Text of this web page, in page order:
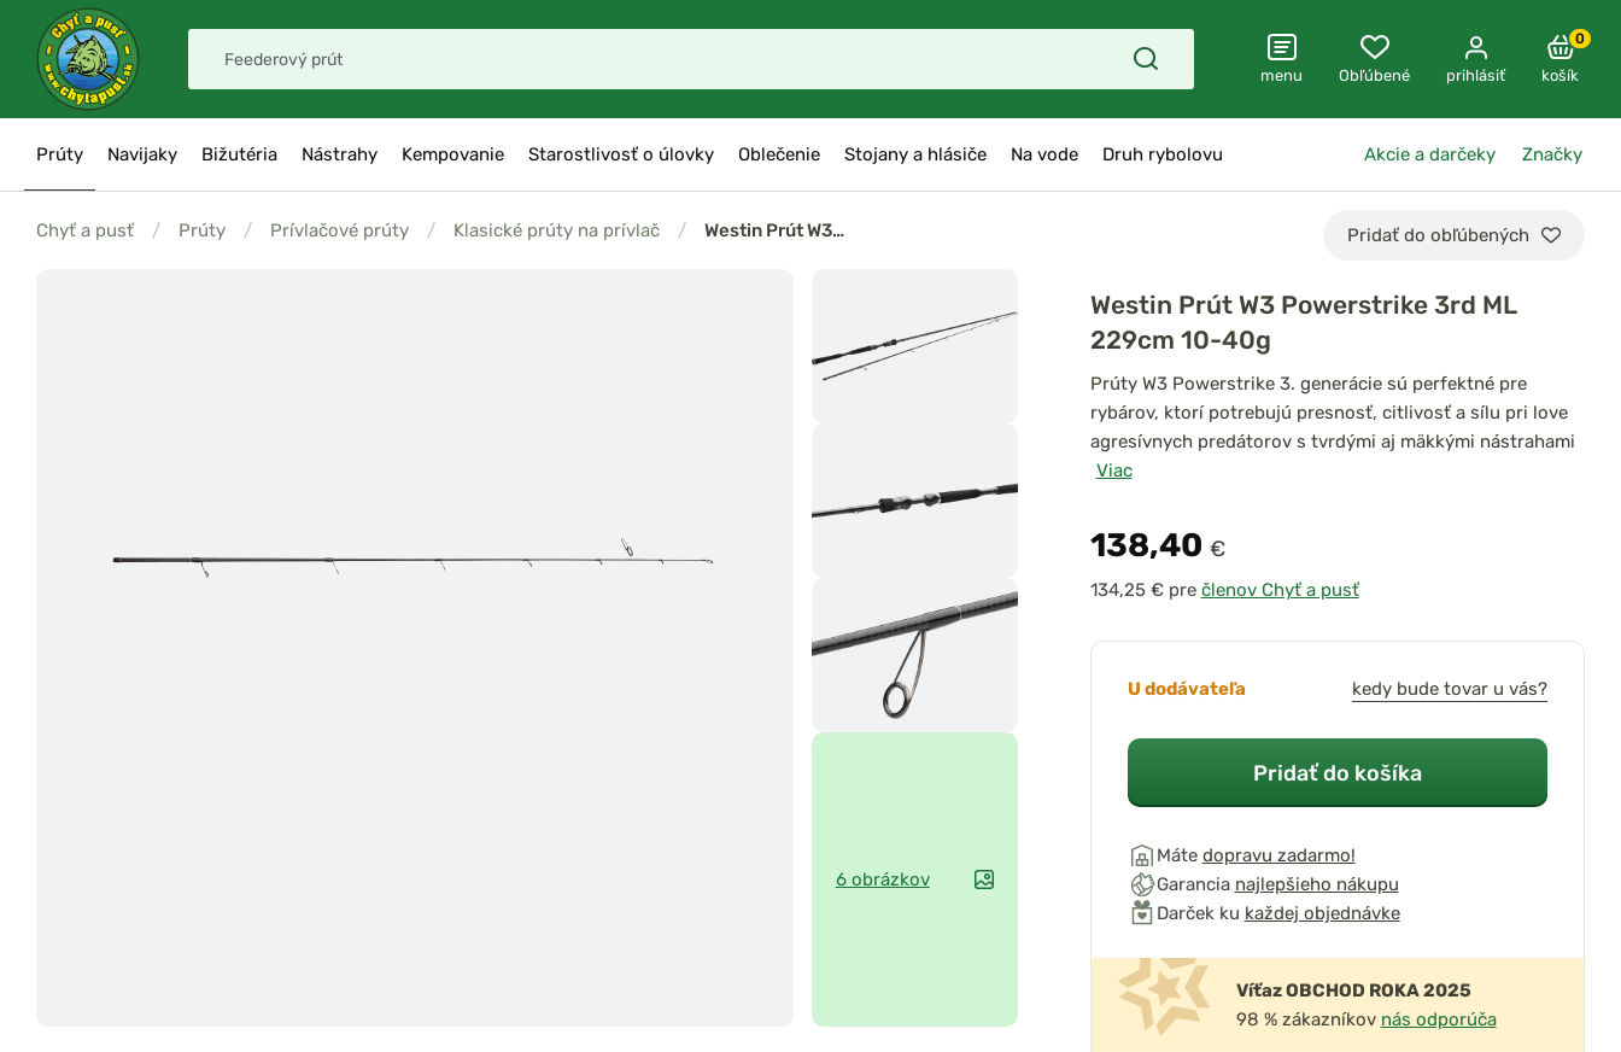
menu Obľúbené prihlásiť
0
košík
Prúty Navijaky Bižutéria Nástrahy Kempovanie Starostlivosť o úlovky Oblečenie Stojany a hlásiče Na vode Druh rybolovu Akcie a darčeky Značky
Chyť a pusť / Prúty / Prívlačové prúty / Klasické prúty na prívlač / Westin Prút W3… Pridať do obľúbených
6 obrázkov
Westin Prút W3 Powerstrike 3rd ML
229cm 10-40g
Prúty W3 Powerstrike 3. generácie sú perfektné pre
rybárov, ktorí potrebujú presnosť, citlivosť a sílu pri love
agresívnych predátorov s tvrdými aj mäkkými nástrahami
Viac
138,40 €
pre členov Chyť a pusť
U dodávateľa kedy bude tovar u vás?
Pridať do košíka
Máte dopravu zadarmo!
Garancia najlepšieho nákupu
Darček ku každej objednávke
Víťaz OBCHOD ROKA 2025
98 % zákazníkov nás odporúča